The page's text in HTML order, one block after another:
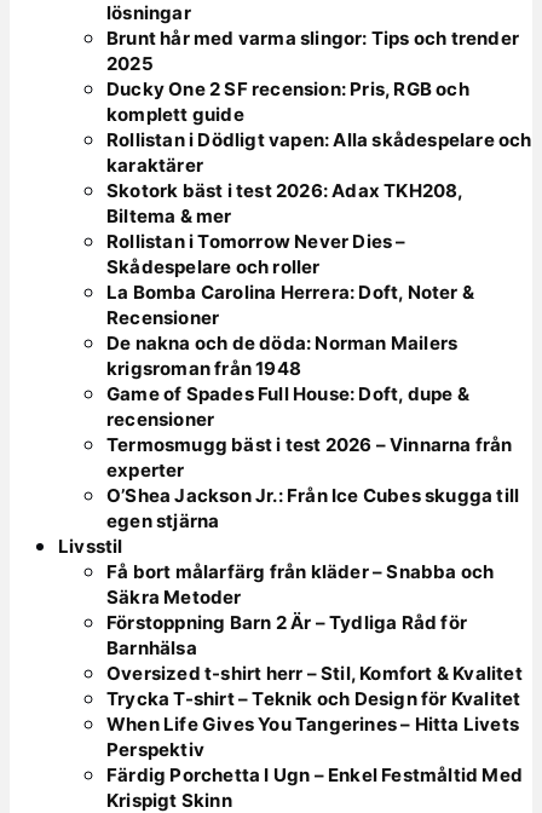
lösningar
Brunt hår med varma slingor: Tips och trender
2025
Ducky One 2 SF recension: Pris, RGB och
komplett guide
Rollistan i Dödligt vapen: Alla skådespelare och
karaktärer
Skotork bäst i test 2026: Adax TKH208,
Biltema & mer
Rollistan i Tomorrow Never Dies –
Skådespelare och roller
La Bomba Carolina Herrera: Doft, Noter &
Recensioner
De nakna och de döda: Norman Mailers
krigsroman från 1948
Game of Spades Full House: Doft, dupe &
recensioner
Termosmugg bäst i test 2026 – Vinnarna från
experter
O’Shea Jackson Jr.: Från Ice Cubes skugga till
egen stjärna
Livsstil
Få bort målarfärg från kläder – Snabba och
Säkra Metoder
Förstoppning Barn 2 Är – Tydliga Råd för
Barnhälsa
Oversized t-shirt herr – Stil, Komfort & Kvalitet
Trycka T-shirt – Teknik och Design för Kvalitet
When Life Gives You Tangerines – Hitta Livets
Perspektiv
Färdig Porchetta I Ugn – Enkel Festmåltid Med
Krispigt Skinn